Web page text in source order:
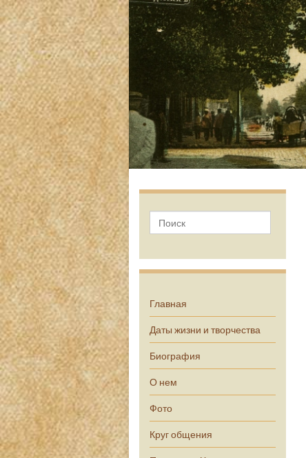
Главная
Даты жизни и творчества
Биография
О нем
Фото
Круг общения